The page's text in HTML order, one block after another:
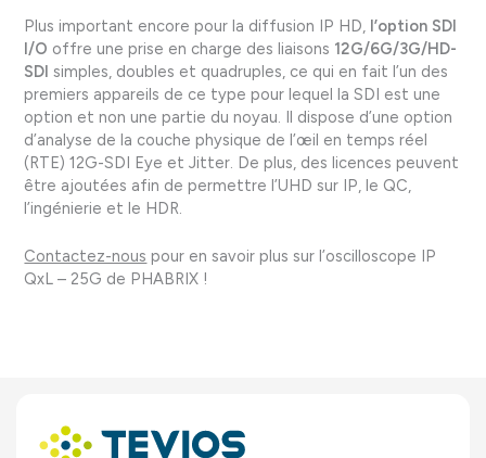
Plus important encore pour la diffusion IP HD, l’option SDI
I/O offre une prise en charge des liaisons 12G/6G/3G/HD-
SDI simples, doubles et quadruples, ce qui en fait l’un des
premiers appareils de ce type pour lequel la SDI est une
option et non une partie du noyau. Il dispose d’une option
d’analyse de la couche physique de l’œil en temps réel
(RTE) 12G-SDI Eye et Jitter. De plus, des licences peuvent
être ajoutées afin de permettre l’UHD sur IP, le QC,
l’ingénierie et le HDR.
Contactez-nous pour en savoir plus sur l’oscilloscope IP
QxL – 25G de PHABRIX !